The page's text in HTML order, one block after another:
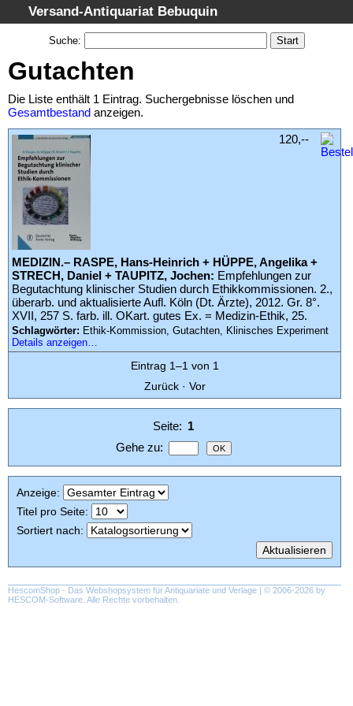
Versand-Antiquariat Bebuquin
Startseite
Suche
Schlagwörter
Suchergebnisse
Warenkorb
AGB
Widerruf
Datenschutz
Impressum
Suche:
Gutachten
Die Liste enthält 1 Eintrag. Suchergebnisse löschen und
Gesamtbestand anzeigen.
MEDIZIN.– RASPE, Hans-Heinrich + HÜPPE, Angelika +
STRECH, Daniel + TAUPITZ, Jochen: Empfehlungen zur
Begutachtung klinischer Studien durch Ethikkommissionen. 2.,
überarb. und aktualisierte Aufl. Köln (Dt. Ärzte), 2012. Gr. 8°.
XVII, 257 S. farb. ill. OKart. gutes Ex. = Medizin-Ethik, 25.
Schlagwörter: Ethik-Kommission, Gutachten, Klinisches Experiment
Details anzeigen…
120,--
Eintrag 1–1 von 1
Zurück· Vor
Seite: 1
Gehe zu:
Anzeige:
Titel pro Seite:
Sortiert nach:
HescomShop - Das Webshopsystem für Antiquariate und Verlage | © 2006-2026 by
HESCOM-Software . Alle Rechte vorbehalten.